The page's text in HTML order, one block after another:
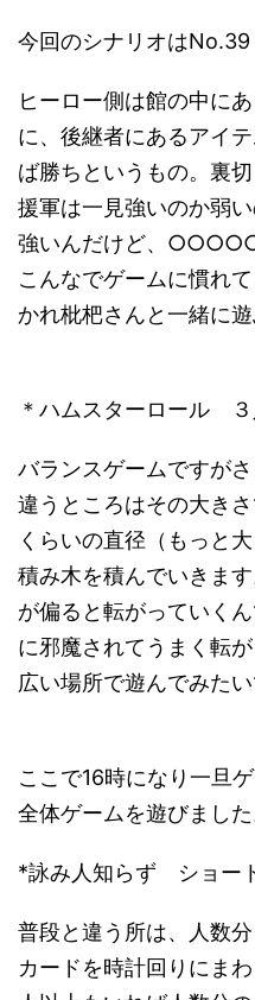
今回のシナリオは
ヒーロー側は館の中に
に、後継者にあるア
ば勝ちというもの。裏
援軍は一見強いのか弱
強いんだけど、
こんなでゲームに慣れ
かれ枇杷さんと一緒に遊
＊ハムスターロール ３
バランスゲームですが
違うところはその大き
くらいの直径（もっと
積み木を積んでいきま
が偏ると転がっていく
に邪魔されてうまく転
広い場所で遊んでみたい
ここで16時になり一旦
全体ゲームを遊びました
*詠み人知らず ショー
普段と違う所は、人数
カードを時計回りにま